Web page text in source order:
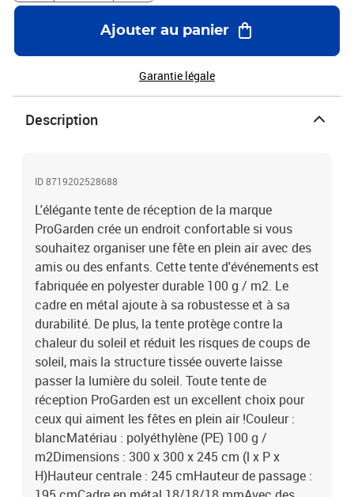
Ajouter au panier
Garantie légale
Description
ID 8719202528688
L'élégante tente de réception de la marque
ProGarden crée un endroit confortable si vous
souhaitez organiser une fête en plein air avec des
amis ou des enfants. Cette tente d'événements est
fabriquée en polyester durable 100 g / m2. Le
cadre en métal ajoute à sa robustesse et à sa
durabilité. De plus, la tente protège contre la
chaleur du soleil et réduit les risques de coups de
soleil, mais la structure tissée ouverte laisse
passer la lumière du soleil. Toute tente de
réception ProGarden est un excellent choix pour
ceux qui aiment les fêtes en plein air !Couleur :
blancMatériau : polyéthylène (PE) 100 g /
m2Dimensions : 300 x 300 x 245 cm (l x P x
H)Hauteur centrale : 245 cmHauteur de passage :